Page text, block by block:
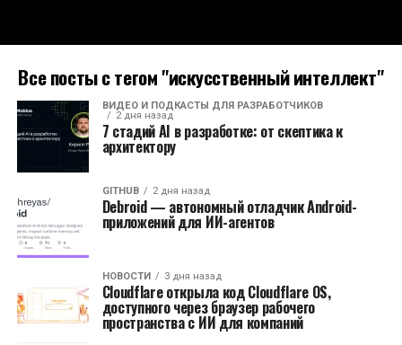
Все посты с тегом "искусственный интеллект"
ВИДЕО И ПОДКАСТЫ ДЛЯ РАЗРАБОТЧИКОВ
2 дня назад
7 стадий AI в разработке: от скептика к
архитектору
GITHUB 2 дня назад
Debroid — автономный отладчик Android-
приложений для ИИ-агентов
НОВОСТИ 3 дня назад
Cloudflare открыла код Cloudflare OS,
доступного через браузер рабочего
пространства с ИИ для компаний